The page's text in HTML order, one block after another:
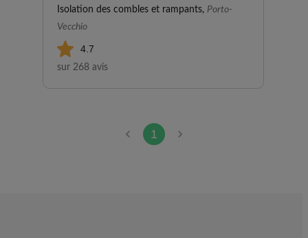
Isolation des combles et rampants, Porto-
Vecchio
4.7
sur 268 avis
1